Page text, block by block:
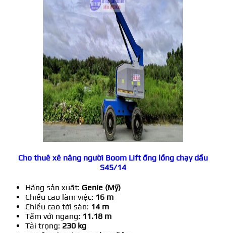
Cho thuê xê nâng người Boom Lift ống lồng chạy dầu
S45/14
Hãng sản xuất: Genie (Mỹ)
Chiều cao làm việc: 16 m
Chiều cao tới sàn: 14 m
Tầm với ngang: 11.18 m
Tải trọng: 230 kg